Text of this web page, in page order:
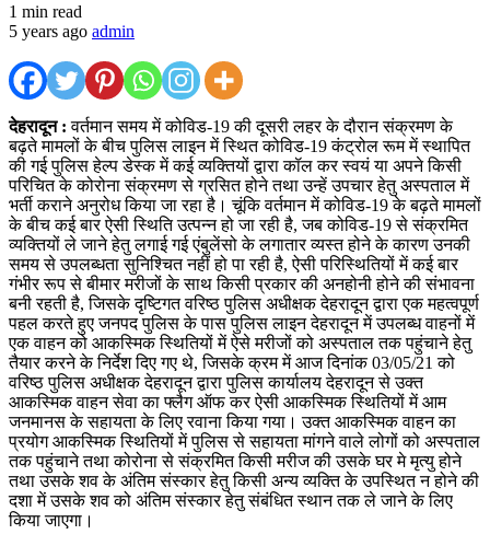
1 min read
5 years ago admin
देहरादून :वर्तमान समय में कोविड-19 की दूसरी लहर के दौरान संक्रमण के
बढ़ते मामलों के बीच पुलिस लाइन में स्थित कोविड-19 कंट्रोल रूम में स्थापित
की गई पुलिस हेल्प डेस्क में कई व्यक्तियों द्वारा कॉल कर स्वयं या अपने किसी
परिचित के कोरोना संक्रमण से ग्रसित होने तथा उन्हें उपचार हेतु अस्पताल में
भर्ती कराने अनुरोध किया जा रहा है। चूंकि वर्तमान में कोविड-19 के बढ़ते मामलों
के बीच कई बार ऐसी स्थिति उत्पन्न हो जा रही है, जब कोविड-19 से संक्रमित
व्यक्तियों ले जाने हेतु लगाई गई एंबुलेंसो के लगातार व्यस्त होने के कारण उनकी
समय से उपलब्धता सुनिश्चित नहीं हो पा रही है, ऐसी परिस्थितियों में कई बार
गंभीर रूप से बीमार मरीजों के साथ किसी प्रकार की अनहोनी होने की संभावना
बनी रहती है, जिसके दृष्टिगत वरिष्ठ पुलिस अधीक्षक देहरादून द्वारा एक महत्वपूर्ण
पहल करते हुए जनपद पुलिस के पास पुलिस लाइन देहरादून में उपलब्ध वाहनों में
एक वाहन को आकस्मिक स्थितियों में ऐसे मरीजों को अस्पताल तक पहुंचाने हेतु
तैयार करने के निर्देश दिए गए थे, जिसके क्रम में आज दिनांक 03/05/21 को
वरिष्ठ पुलिस अधीक्षक देहरादून द्वारा पुलिस कार्यालय देहरादून से उक्त
आकस्मिक वाहन सेवा का फ्लैग ऑफ कर ऐसी आकस्मिक स्थितियों में आम
जनमानस के सहायता के लिए रवाना किया गया। उक्त आकस्मिक वाहन का
प्रयोग आकस्मिक स्थितियों में पुलिस से सहायता मांगने वाले लोगों को अस्पताल
तक पहुंचाने तथा कोरोना से संक्रमित किसी मरीज की उसके घर मे मृत्यु होने
तथा उसके शव के अंतिम संस्कार हेतु किसी अन्य व्यक्ति के उपस्थित न होने की
दशा में उसके शव को अंतिम संस्कार हेतु संबंधित स्थान तक ले जाने के लिए
किया जाएगा।